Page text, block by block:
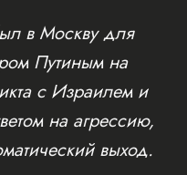
в Москву для
Путиным на
с Израилем и
на агрессию,
выход.